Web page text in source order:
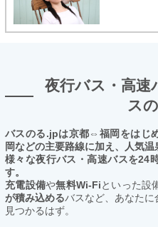
夜行バス・高速
ス
バスのる.jpは京都⇔福岡をはじ
岡などの主要路線に加え、人気
様々な夜行バス・高速バスを24
す。
充電設備や無料Wi-Fiといった設
が積み込めるバスなど、あなたに
見つかるはず。